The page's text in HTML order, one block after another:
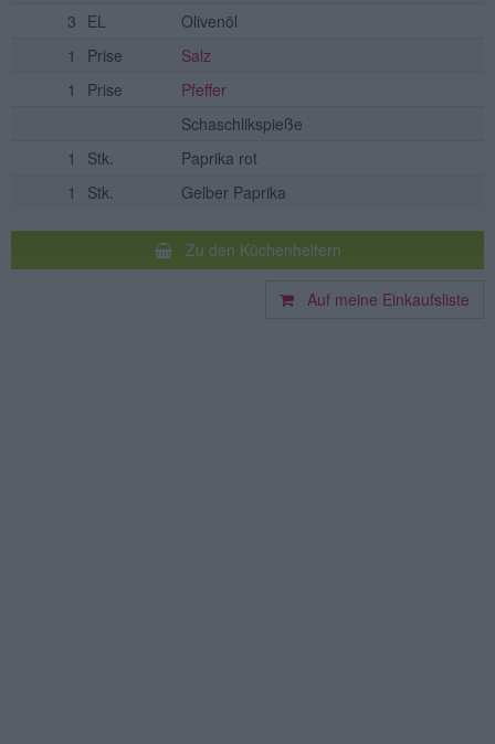
3 EL
Olivenöl
1
Prise
Salz
1
Prise
Pfeffer
Schaschlikspieße
1
Stk.
Paprika rot
1
Stk. Gelber Paprika
Zu den Küchenhelfern
Auf meine Einkaufsliste